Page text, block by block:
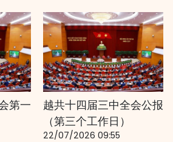
第一
越共十四届三中全会公报
（第三个工作日）
22/07/2026 09:55